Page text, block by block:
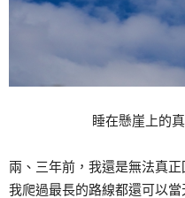
睡在懸崖上的
兩、三年前，我還是無法真
我爬過最長的路線都還可以